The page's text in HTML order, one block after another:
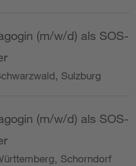
(m/w/d) als SOS-
Sulzburg
(m/w/d) als SOS-
Schorndorf